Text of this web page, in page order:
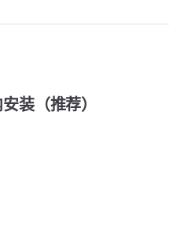
装（推荐）